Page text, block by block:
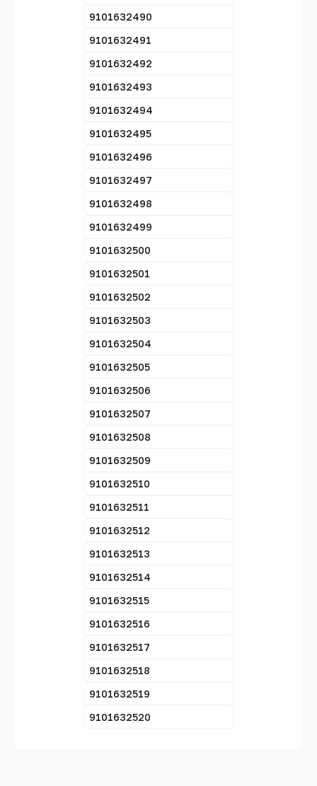
9101632490
9101632491
9101632492
9101632493
9101632494
9101632495
9101632496
9101632497
9101632498
9101632499
9101632500
9101632501
9101632502
9101632503
9101632504
9101632505
9101632506
9101632507
9101632508
9101632509
9101632510
9101632511
9101632512
9101632513
9101632514
9101632515
9101632516
9101632517
9101632518
9101632519
9101632520